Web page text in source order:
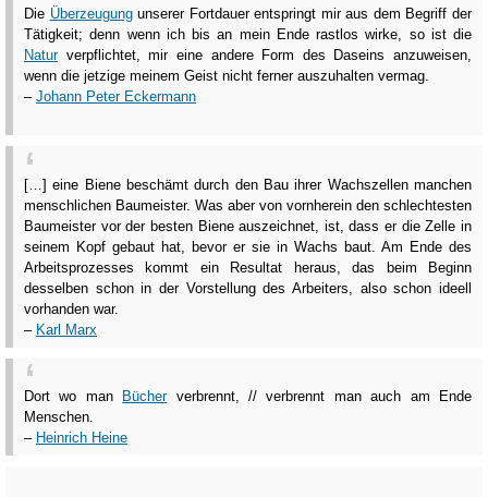
Die Überzeugungunserer Fortdauer entspringt mir aus dem Begriff der
Tätigkeit; denn wenn ich bis an mein Ende rastlos wirke, so ist die
Naturverpflichtet, mir eine andere Form des Daseins anzuweisen,
wenn die jetzige meinem Geist nicht ferner auszuhalten vermag.
– Johann Peter Eckermann
[…] eine Biene beschämt durch den Bau ihrer Wachszellen manchen
menschlichen Baumeister. Was aber von vornherein den schlechtesten
Baumeister vor der besten Biene auszeichnet, ist, dass er die Zelle in
seinem Kopf gebaut hat, bevor er sie in Wachs baut. Am Ende des
Arbeitsprozesses kommt ein Resultat heraus, das beim Beginn
desselben schon in der Vorstellung des Arbeiters, also schon ideell
vorhanden war.
– Karl Marx
Dort wo man Bücherverbrennt, // verbrennt man auch am Ende
Menschen.
– Heinrich Heine